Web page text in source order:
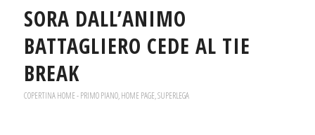
SORA DALL’ANIMO
BATTAGLIERO CEDE AL TIE
BREAK
COPERTINA HOME - PRIMO PIANO,HOME PAGE,SUPERLEGA